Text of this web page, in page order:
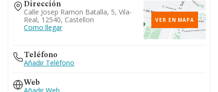
Dirección
Calle Josep Ramon Batalla, 5, Vila-
Real, 12540, Castellon
Como llegar
VER EN MAPA
Teléfono
Añadir Teléfono
Web